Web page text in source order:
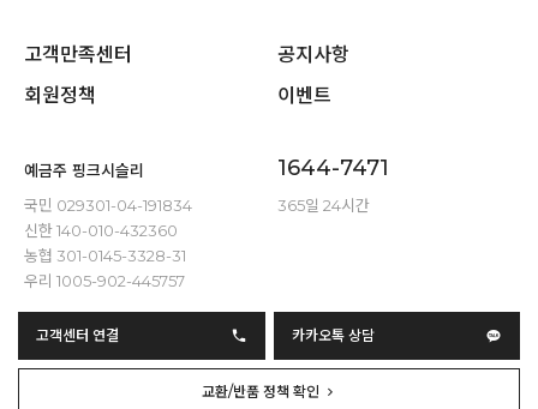
고객만족센터
공지사항
회원정책
이벤트
예금주 핑크시슬리
국민 029301-04-191834
신한 140-010-432360
농협 301-0145-3328-31
우리 1005-902-445757
1644-7471
365일 24시간
고객센터 연결 카카오톡 상담
교환/반품 정책 확인